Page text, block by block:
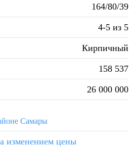
164/80/39
4-5 из 5
Кирпичный
158 537
26 000 000
Самары
изменением цены